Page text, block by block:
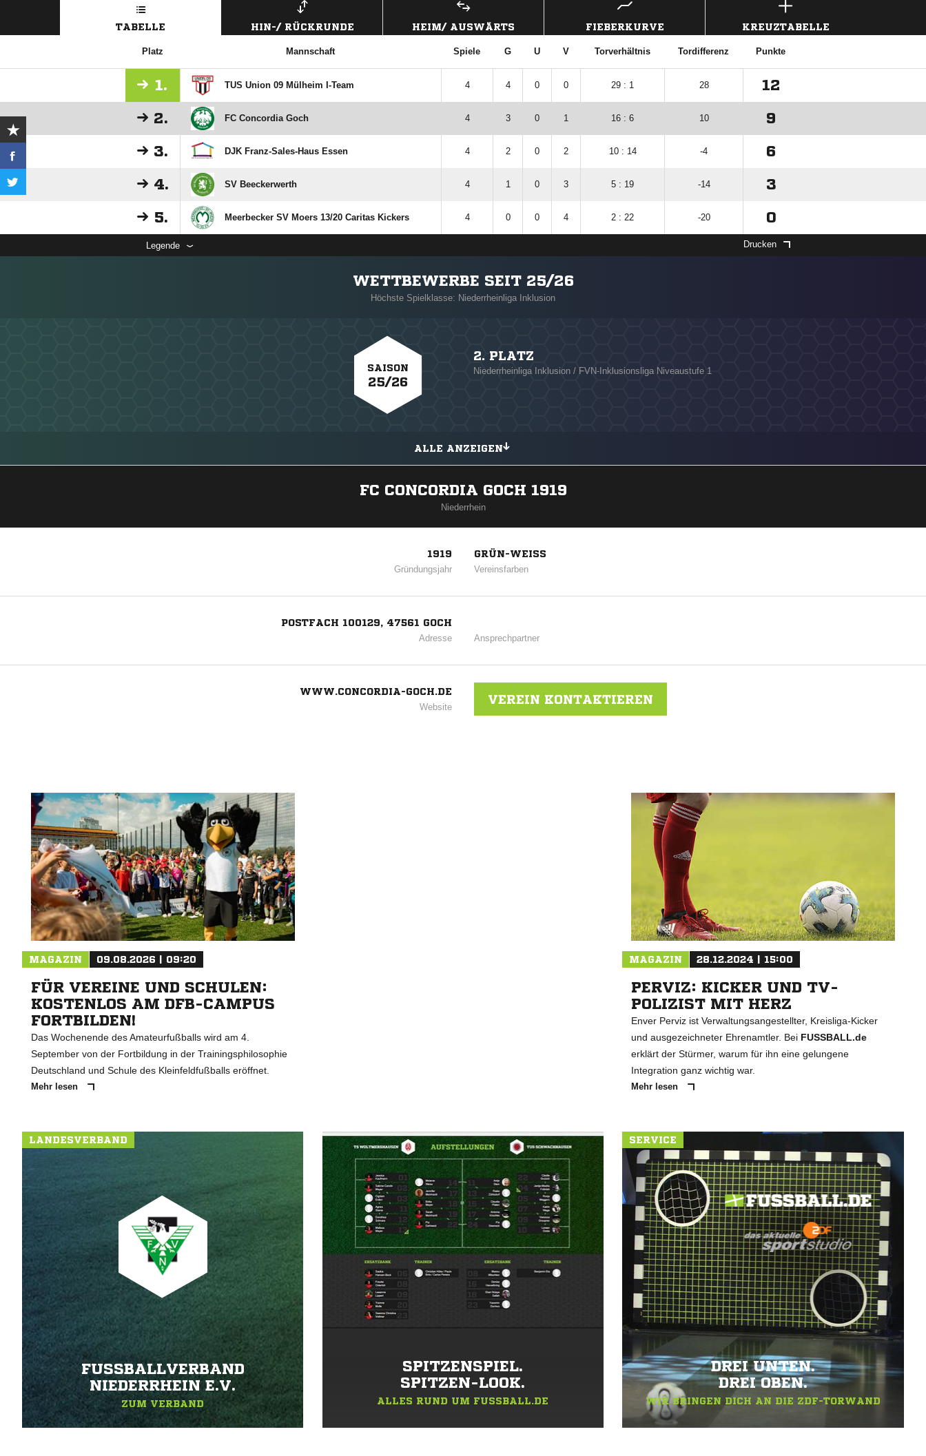
TABELLE HIN-/ RÜCKRUNDE HEIM/ AUSWÄRTS FIEBERKURVE KREUZTABELLE
Platz Mannschaft Spiele G U V Torverhältnis Tordifferenz Punkte
1. TUS Union 09 Mülheim I-Team 4 4 0 0 29 : 1 28 12
2. FC Concordia Goch 4 3 0 1 16 : 6 10 9
3. DJK Franz-Sales-Haus Essen 4 2 0 2 10 : 14 -4 6
4. SV Beeckerwerth 4 1 0 3 5 : 19 -14 3
5. Meerbecker SV Moers 13/​20 Caritas Kickers 4 0 0 4 2 : 22 -20 0
Legende Drucken
WETTBEWERBE SEIT 25/26
Höchste Spielklasse: Niederrheinliga Inklusion
SAISON
25/26
2. PLATZ
Niederrheinliga Inklusion / FVN-Inklusionsliga Niveaustufe 1
ALLE ANZEIGEN
FC CONCORDIA GOCH 1919
Niederrhein
1919
Gründungsjahr
GRÜN-WEISS
Vereinsfarben
POSTFACH 100129, 47561 GOCH
Adresse Ansprechpartner
WWW.CONCORDIA-GOCH.DE
Website
VEREIN KONTAKTIEREN
MAGAZIN 09.08.2026 | 09:20
FÜR VEREINE UND SCHULEN:
KOSTENLOS AM DFB-CAMPUS
FORTBILDEN!
Das Wochenende des Amateurfußballs wird am 4.
September von der Fortbildung in der Trainingsphilosophie
Deutschland und Schule des Kleinfeldfußballs eröffnet.
Mehr lesen
MAGAZIN 28.12.2024 | 15:00
PERVIZ: KICKER UND TV-
POLIZIST MIT HERZ
Enver Perviz ist Verwaltungsangestellter, Kreisliga-Kicker
und ausgezeichneter Ehrenamtler. Bei FUSSBALL.de
erklärt der Stürmer, warum für ihn eine gelungene
Integration ganz wichtig war.
Mehr lesen
LANDESVERBAND
FUSSBALLVERBAND N
IEDERRHEIN E.V.
ZUM VERBAND
SPITZENSPIEL.
SPITZEN-LOOK.
ALLES RUND UM FUSSBALL.DE
SERVICE
DREI UNTEN.
DREI OBEN.
WIR BRINGEN DICH AN DIE ZDF-TORWAND